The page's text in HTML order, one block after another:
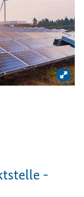
Bild
-